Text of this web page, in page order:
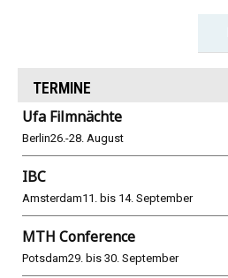
TERMINE
Ufa Filmnächte
Berlin26.-28. August
IBC
Amsterdam11. bis 14. September
MTH Conference
Potsdam29. bis 30. September